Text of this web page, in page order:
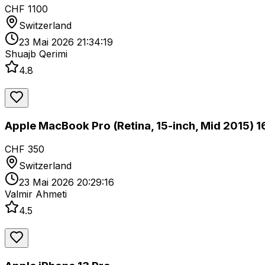
CHF 1100
Switzerland
23 Mai 2026 21:34:19
Shuajb Qerimi
4.8
Apple MacBook Pro (Retina, 15-inch, Mid 2015)
CHF 350
Switzerland
23 Mai 2026 20:29:16
Valmir Ahmeti
4.5